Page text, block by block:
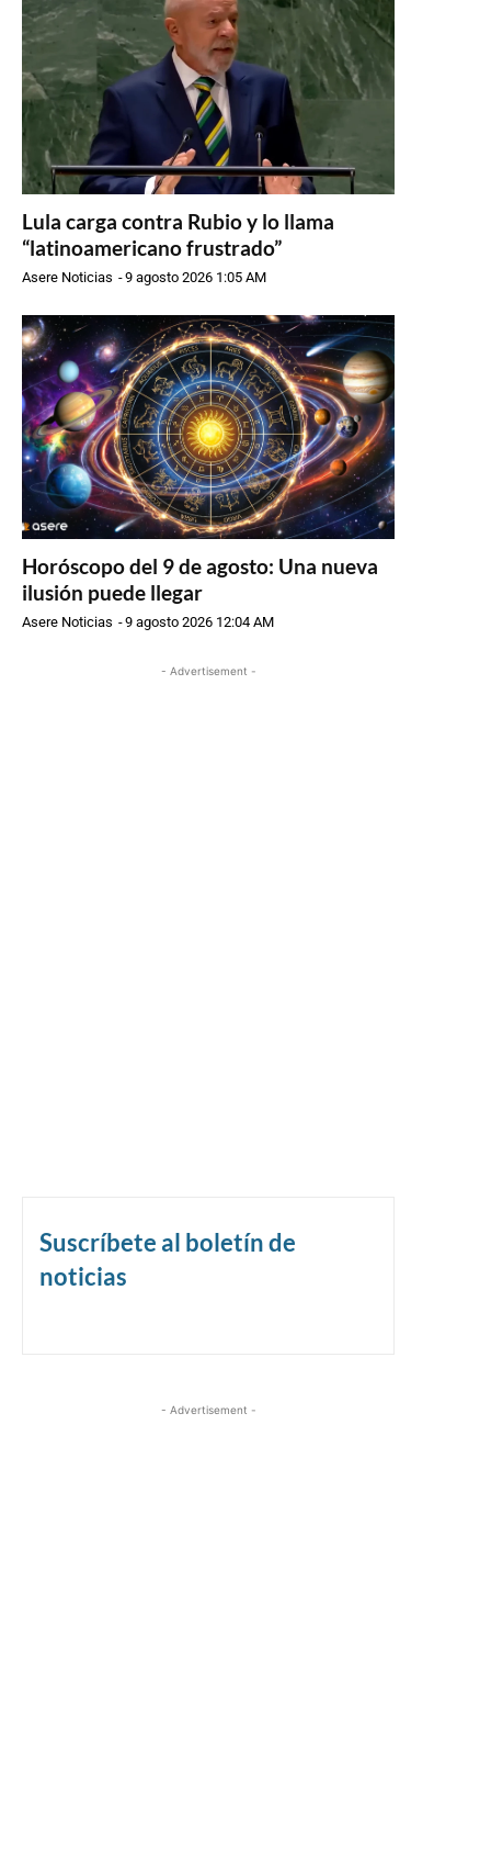
Lula carga contra Rubio y lo llama
“latinoamericano frustrado”
Asere Noticias -9 agosto 2026 1:05 AM
Horóscopo del 9 de agosto: Una nueva
ilusión puede llegar
Asere Noticias -9 agosto 2026 12:04 AM
- Advertisement -
Suscríbete al boletín de
noticias
- Advertisement -